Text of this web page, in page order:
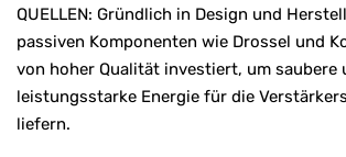
QUELLEN: Gründlich in Design und
passiven Komponenten wie Drossel und
von hoher Qualität investiert, um saubere
leistungsstarke Energie für die
liefern.